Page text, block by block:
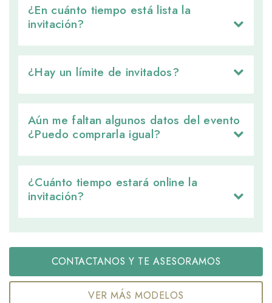
¿En cuánto tiempo está lista la
invitación?
¿Hay un límite de invitados?
Aún me faltan algunos datos del evento
¿Puedo comprarla igual?
¿Cuánto tiempo estará online la
invitación?
CONTACTANOS Y TE ASESORAMOS
VER MÁS MODELOS